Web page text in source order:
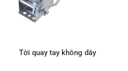
Tời quay tay không dây